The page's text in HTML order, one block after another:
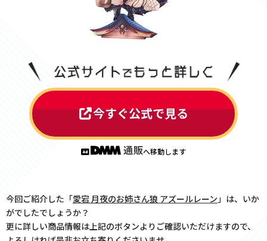
今すぐ公式で見る
へ移動します
今回ご紹介した「愛宕 月夜のお姉さん狼 アズールレーン」は、いか
がでしたでしょうか？
更に詳しい商品情報は上記のボタンよりご確認いただけますので、